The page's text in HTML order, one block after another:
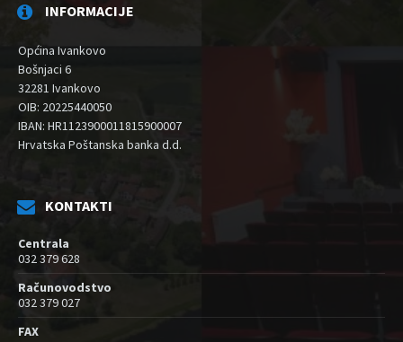
INFORMACIJE
Općina Ivankovo
Bošnjaci 6
32281 Ivankovo
OIB: 20225440050
IBAN: HR1123900011815900007
Hrvatska Poštanska banka d.d.
KONTAKTI
Centrala
032 379 628
Računovodstvo
032 379 027
FAX